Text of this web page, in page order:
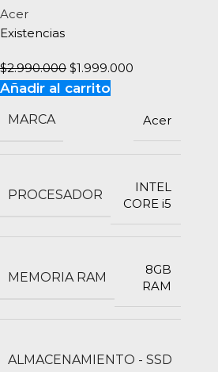
Acer
Existencias
$2.990.000 $1.999.000
Añadir al carrito
MARCA Acer
PROCESADOR
INTEL
CORE i5
MEMORIA RAM
8GB
RAM
ALMACENAMIENTO - SSD